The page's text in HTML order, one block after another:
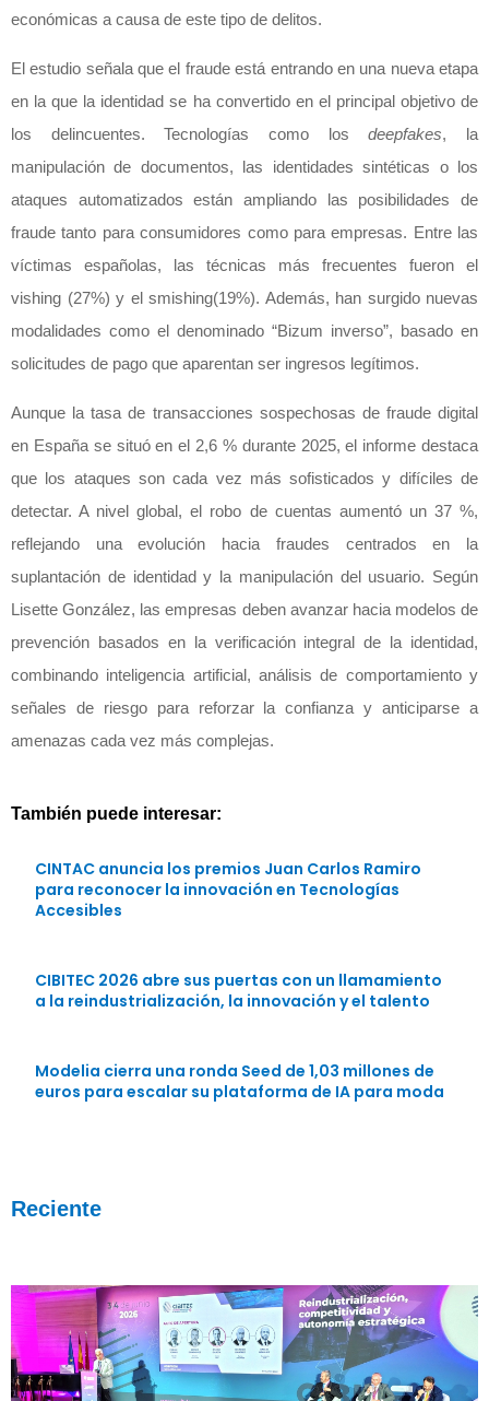
económicas a causa de este tipo de delitos.
El estudio señala que el fraude está entrando en una nueva etapa
en la que la identidad se ha convertido en el principal objetivo de
los delincuentes. Tecnologías como losdeepfakes, la
manipulación de documentos, las identidades sintéticas o los
ataques automatizados están ampliando las posibilidades de
fraude tanto para consumidores como para empresas. Entre las
víctimas españolas, las técnicas más frecuentes fueron el
vishing (27%) y el smishing(19%). Además, han surgido nuevas
modalidades como el denominado “Bizum inverso”, basado en
solicitudes de pago que aparentan ser ingresos legítimos.
Aunque la tasa de transacciones sospechosas de fraude digital
en España se situó en el 2,6 % durante 2025, el informe destaca
que los ataques son cada vez más sofisticados y difíciles de
detectar. A nivel global, el robo de cuentas aumentó un 37 %,
reflejando una evolución hacia fraudes centrados en la
suplantación de identidad y la manipulación del usuario. Según
Lisette González, las empresas deben avanzar hacia modelos de
prevención basados en la verificación integral de la identidad,
combinando inteligencia artificial, análisis de comportamiento y
señales de riesgo para reforzar la confianza y anticiparse a
amenazas cada vez más complejas.
También puede interesar:
CINTAC anuncia los premios Juan Carlos Ramiro
para reconocer la innovación en Tecnologías
Accesibles
CIBITEC 2026 abre sus puertas con un llamamiento
a la reindustrialización, la innovación y el talento
Modelia cierra una ronda Seed de 1,03 millones de
euros para escalar su plataforma de IA para moda
Reciente